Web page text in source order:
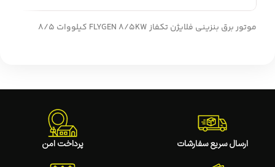
موتور برق بنزینی فلایژن تکفاز FLYGEN 8/5KW کیلووات 8/5
ارسال سریع سفارشات پرداخت امن